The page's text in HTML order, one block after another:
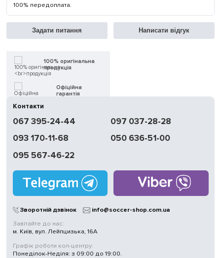
100% передоплата.
Задати питання Написати відгук
100% оригінальна
продукція
Офіційна
гарантія
доставка
Обмін | Повернення
без вихідних
у Києві
Контакти
067 395-24-44
097 037-28-28
093 170-11-68
050 636-51-00
095 567-46-22
Зворотній дзвінок
info@soccer-shop.com.ua
Завітайте до нас:
м. Київ, вул. Лейпцизька, 16А
Графік роботи кол-центру:
Понеділок-Неділя: з 09:00 до 19:00.